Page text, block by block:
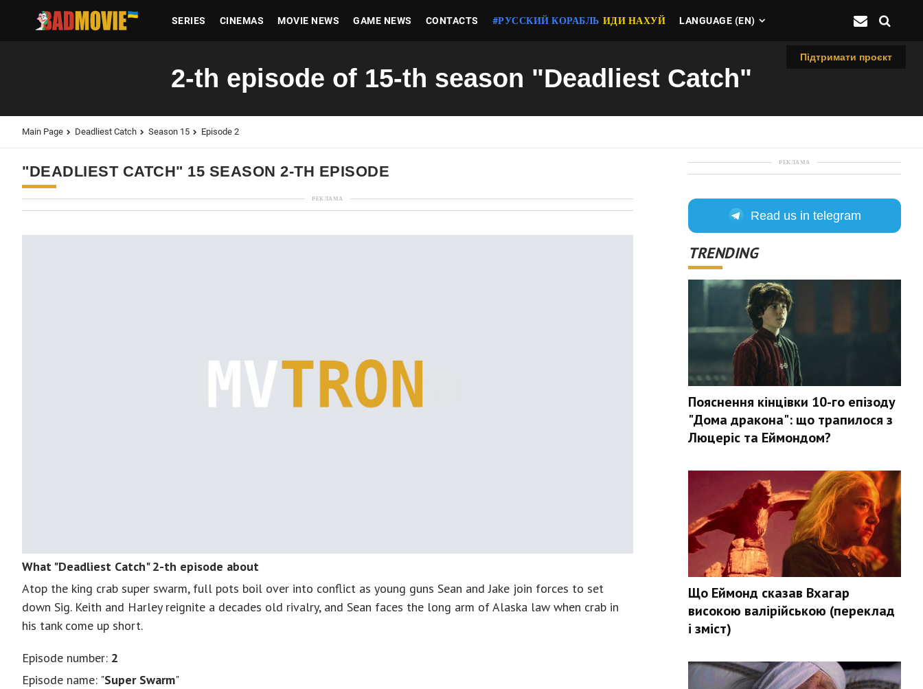
SERIES CINEMAS MOVIE NEWS GAME NEWS CONTACTS #РУССКИЙ КОРАБЛЬ ИДИ НАХУЙ LANGUAGE (EN)
Підтримати проєкт
2-th episode of 15-th season "Deadliest Catch"
Main Page Deadliest Catch Season 15 Episode 2
"DEADLIEST CATCH" 15 SEASON 2-TH EPISODE
РЕКЛАМА
What "Deadliest Catch" 2-th episode about
Atop the king crab super swarm, full pots boil over into conflict as young guns Sean and Jake join forces to set
down Sig. Keith and Harley reignite a decades old rivalry, and Sean faces the long arm of Alaska law when crab in
his tank come up short.
Episode number: 2
Episode name: "Super Swarm"
РЕКЛАМА
Read us in telegram
TRENDING
Пояснення кінцівки 10-го епізоду
"Дома дракона": що трапилося з
Люцеріс та Еймондом?
Що Еймонд сказав Вхагар
високою валірійською (переклад
і зміст)